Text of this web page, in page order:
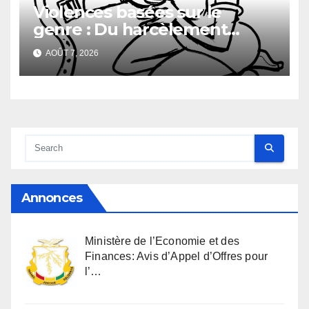
Violences basées sur le
genre : Du harcèlement
sexuel
AOÛT 7, 2026
Annonces
Ministère de l’Economie et des
Finances: Avis d’Appel d’Offres pour
l’…